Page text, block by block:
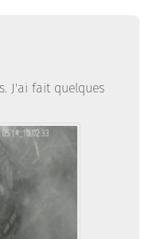
J'ai fait quelques